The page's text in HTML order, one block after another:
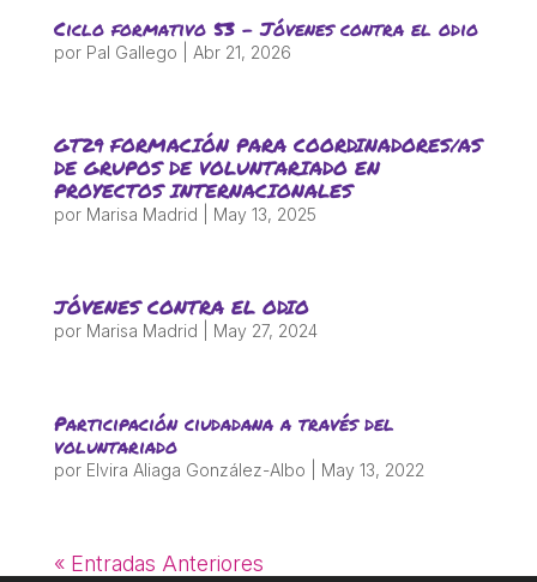
Ciclo formativo 53 – Jóvenes contra el odio
por Pal Gallego Abr 21, 2026
GT29 FORMACIÓN PARA COORDINADORES/AS
DE GRUPOS DE VOLUNTARIADO EN
PROYECTOS INTERNACIONALES
por Marisa Madrid May 13, 2025
JÓVENES CONTRA EL ODIO
por Marisa Madrid May 27, 2024
Participación ciudadana a través del
voluntariado
por Elvira Aliaga González-Albo May 13, 2022
« Entradas Anteriores
CASES DE COLÒNIES
ESPLAIS
SUPORT TERCER SECTOR